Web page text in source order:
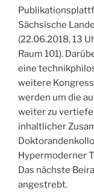
Sächsische
(22.06.2018, 13
Raum 101).
eine
weitere
werden um die
weiter zu
inhaltlicher
Hypermoderner
Das nächste
angestrebt.